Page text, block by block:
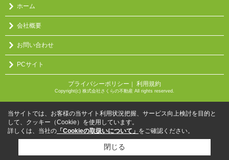
ホーム
会社概要
お問い合わせ
PCサイト
プライバシーポリシー ｜ 利用規約
Copyright(c) 株式会社さくらの不動産 All rights reserved.
当サイトでは、お客様の当サイト利用状況把握、サービス向上検討を目的と
して、クッキー（Cookie）を使用しています。
詳しくは、当社の 「Cookieの取扱いについて」 をご確認ください。
閉じる